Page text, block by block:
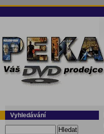
Vyhledávání
Hledat